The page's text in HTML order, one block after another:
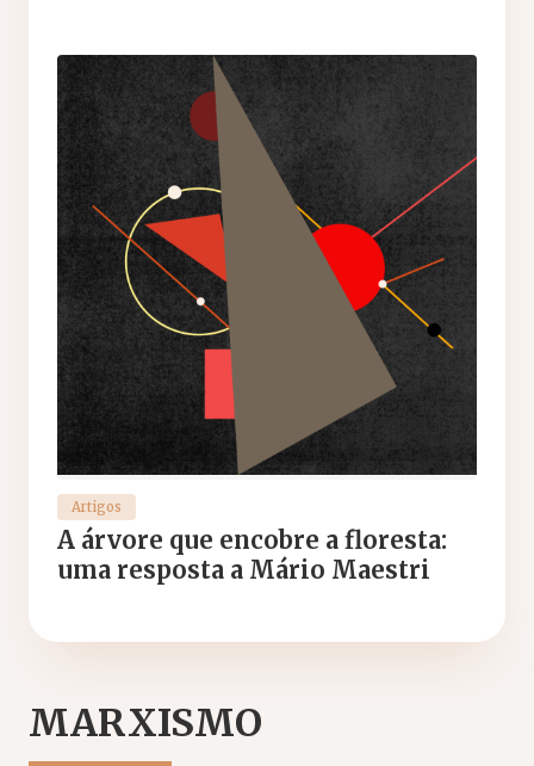
Artigos
A árvore que encobre a floresta:
uma resposta a Mário Maestri
MARXISMO